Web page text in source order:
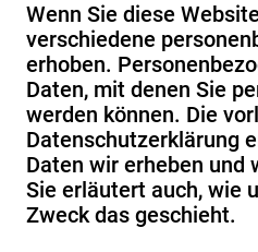
Wenn Sie diese
verschiedene
erhoben.
Daten, mit denen Sie
werden können. Die
Datenschutzerklärung
Daten wir erheben und
Sie erläutert auch, wie
Zweck das geschieht.